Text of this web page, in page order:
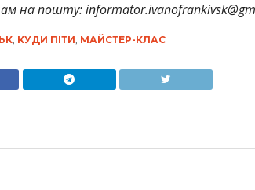
на пошту:
, КУДИ ПІТИ, МАЙСТЕР-КЛАС